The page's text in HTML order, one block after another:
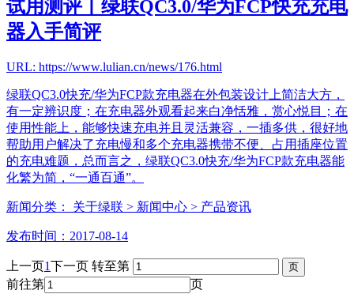
试用测评丨绿联QC3.0/华为FCP快充充电
器入手简评
URL: https://www.lulian.cn/news/176.html
绿联QC3.0快充/华为FCP款充电器在外包装设计上简洁大方，
有一定辨识度；在充电器外观看起来白净恬雅，赏心悦目；在
使用性能上，能够快速充电并且灵活兼容，一插多供，很好地
帮助用户解决了充电慢和多个充电器携带不便、占用插座位置
的充电难题，总而言之，绿联QC3.0快充/华为FCP款充电器能
化繁为简，“一通百通”。
新闻分类： 关于绿联 > 新闻中心 > 产品资讯
发布时间：2017-08-14
上一页1下一页 转至第
前往第
页